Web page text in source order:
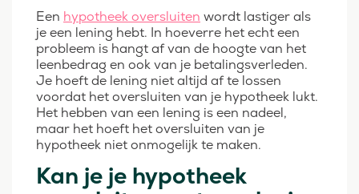
Een hypotheek oversluiten wordt lastiger als
je een lening hebt. In hoeverre het echt een
probleem is hangt af van de hoogte van het
leenbedrag en ook van je betalingsverleden.
Je hoeft de lening niet altijd af te lossen
voordat het oversluiten van je hypotheek lukt.
Het hebben van een lening is een nadeel,
maar het hoeft het oversluiten van je
hypotheek niet onmogelijk te maken.
Kan je je hypotheek